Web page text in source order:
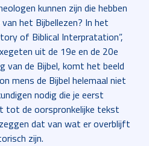
kunnen zijn die hebben
het Bijbellezen? In het
of Biblical Interpratation”,
uit de 19e en de 20e
van de Bijbel, komt het beeld
mens de Bijbel helemaal niet
nodig die je eerst
tot de oorspronkelijke tekst
dat van wat er overblijft
zijn.